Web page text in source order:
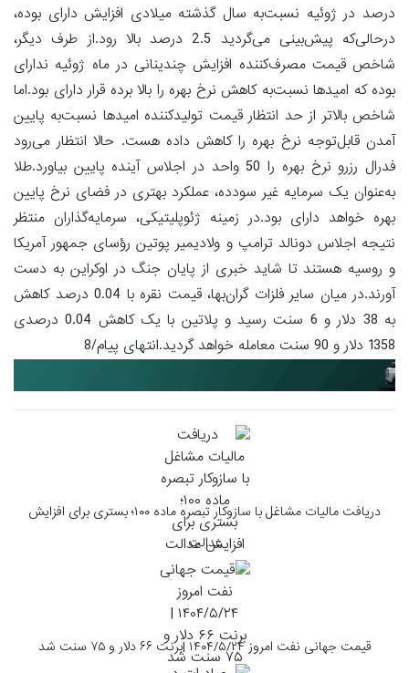
درصد در ژوئیه نسبت‌به سال گذشته میلادی افزایش دارای بوده،
درحالی‌که پیش‌بینی می‌گردید 2.5 درصد بالا رود.از طرف دیگر،
شاخص قیمت مصرف‌کننده افزایش چندینانی در ماه ژوئیه ندارای
بوده که امیدها نسبت‌به کاهش نرخ بهره را بالا برده قرار دارای بود.اما
شاخص بالاتر از حد انتظار قیمت تولیدکننده امیدها نسبت‌به پایین
آمدن قابل‌توجه نرخ بهره را کاهش داده هست. حالا انتظار می‌رود
فدرال رزرو نرخ بهره را 50 واحد در اجلاس آینده پایین بیاورد.طلا
به‌عنوان یک سرمایه غیر سودده، عملکرد بهتری در فضای نرخ پایین
بهره خواهد دارای بود.در زمینه ژئوپلیتیکی، سرمایه‌گذاران منتظر
نتیجه اجلاس دونالد ترامپ و ولادیمیر پوتین رؤسای جمهور آمریکا
و روسیه هستند تا شاید خبری از پایان جنگ در اوکراین به دست
آورند.در میان سایر فلزات گران‌بها، قیمت نقره با 0.04 درصد کاهش
به 38 دلار و 6 سنت رسید و پلاتین با یک کاهش 0.04 درصدی
1358 دلار و 90 سنت معامله خواهد گردید.انتهای پیام/8
دریافت مالیات مشاغل با سازوکار تبصره ماده ۱۰۰؛ بستری برای افزایش
عدالت
قیمت جهانی نفت امروز ۱۴۰۴/۵/۲۴ |برنت ۶۶ دلار و ۷۵ سنت شد